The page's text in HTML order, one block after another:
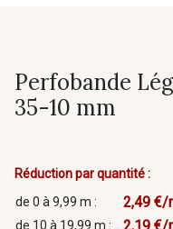
Perfobande
35-10 mm
Réduction par quantité :
de 0 à 9,99 m :
2,49 €/
de 10 à 19,99 m :